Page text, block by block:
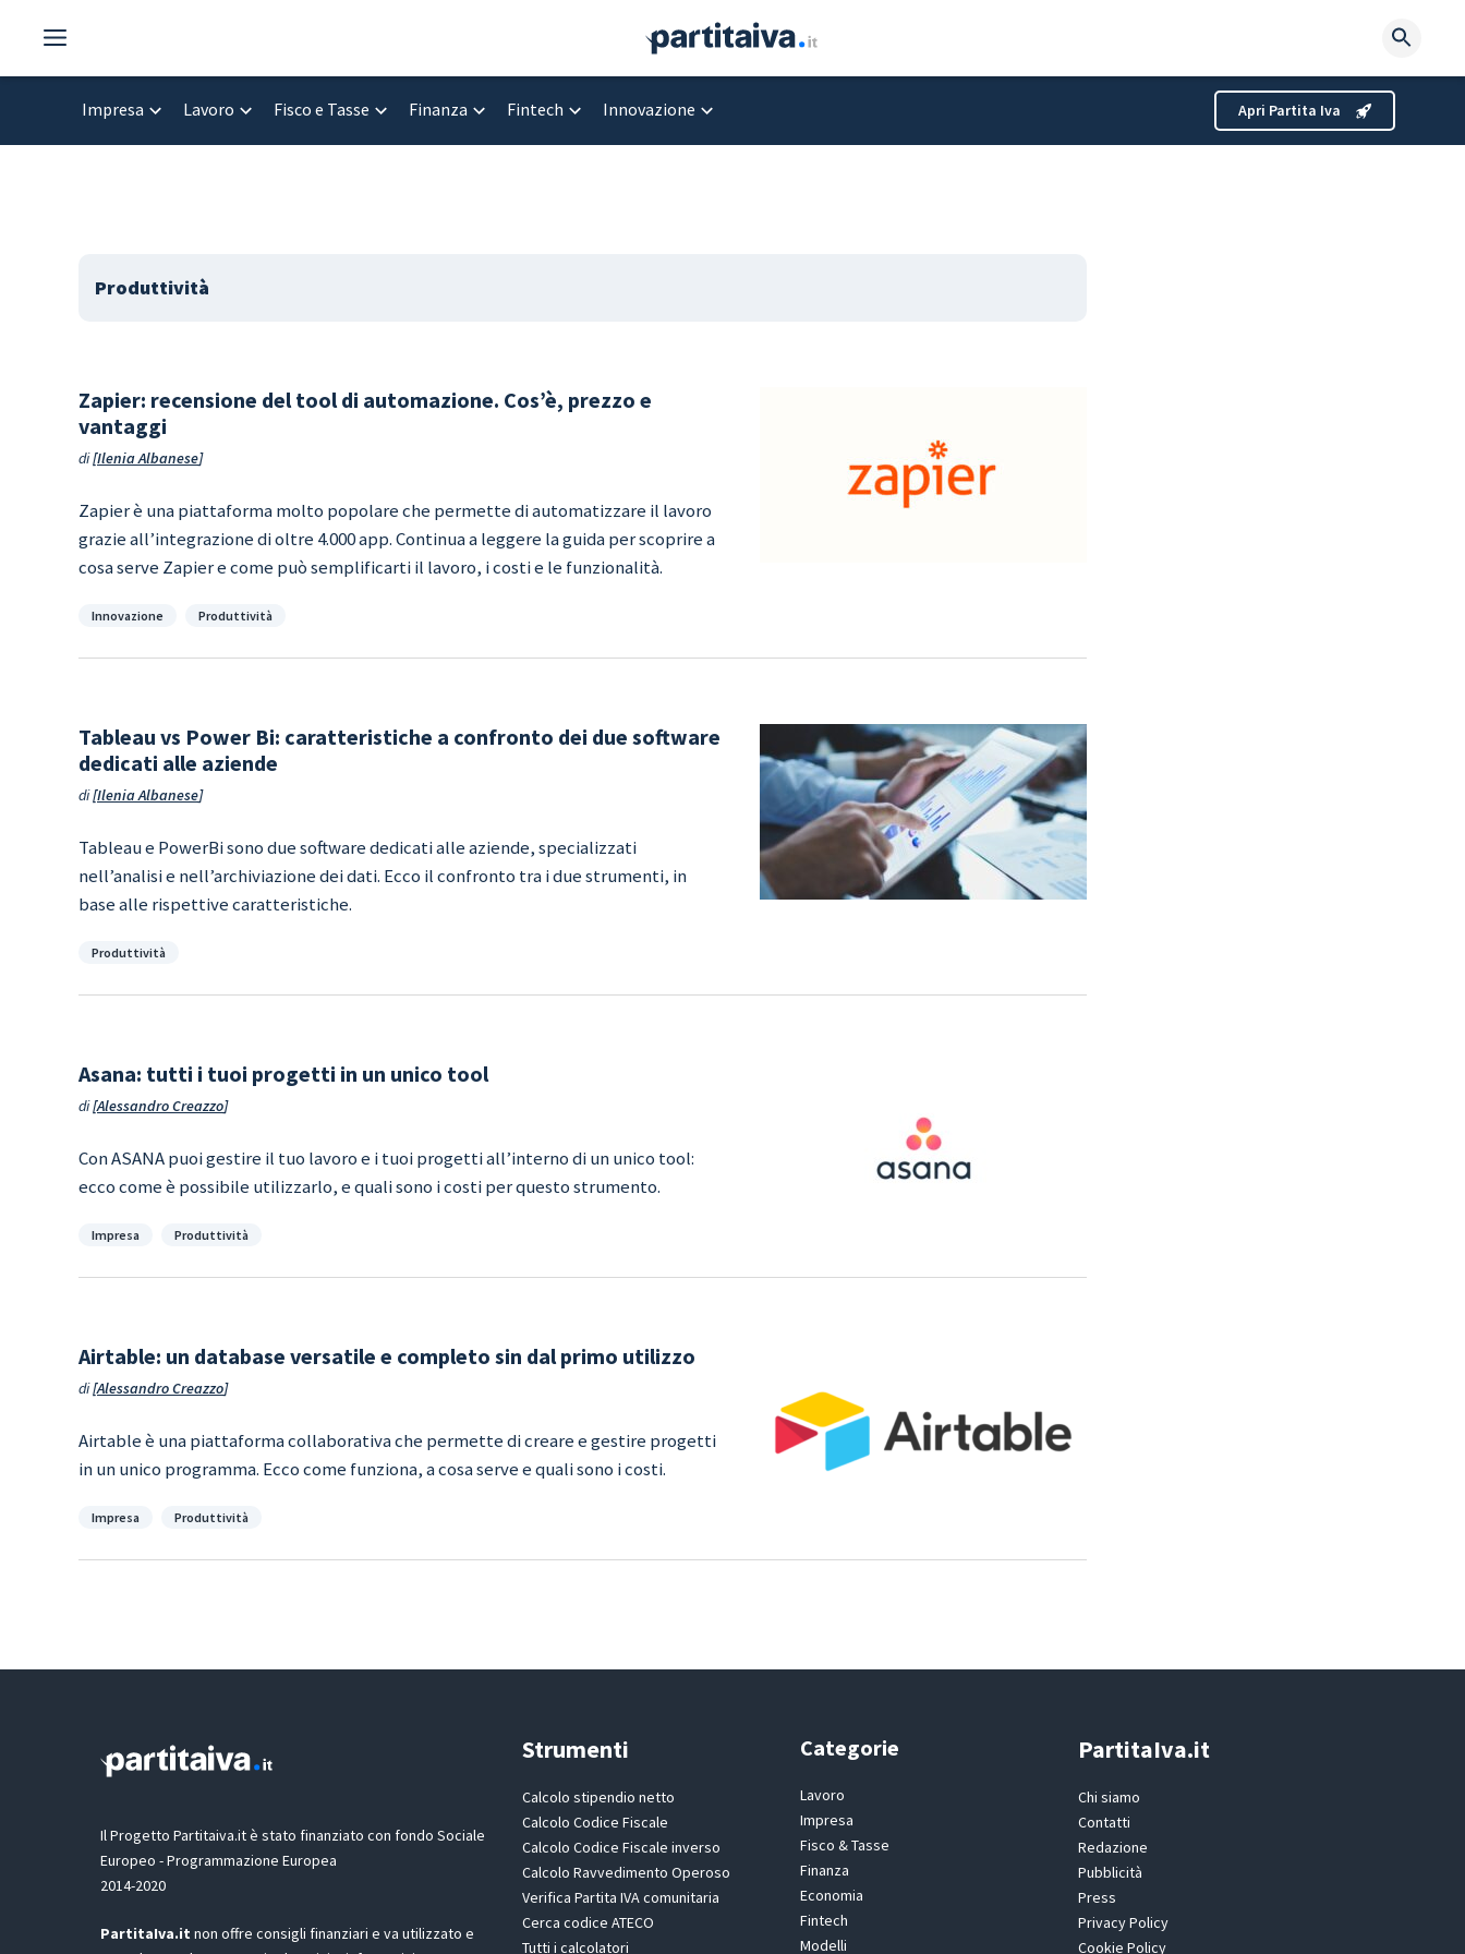
contenuto
Impresa Lavoro Fisco e Tasse Finanza Fintech Innovazione Apri Partita Iva
Produttività
Zapier: recensione del tool di automazione. Cos’è, prezzo e
vantaggi
di Ilenia Albanese
Zapier è una piattaforma molto popolare che permette di automatizzare il lavoro
grazie all’integrazione di oltre 4.000 app. Continua a leggere la guida per scoprire a
cosa serve Zapier e come può semplificarti il lavoro, i costi e le funzionalità.
Categorie
Innovazione Produttività
Tableau vs Power Bi: caratteristiche a confronto dei due software
dedicati alle aziende
di Ilenia Albanese
Tableau e PowerBi sono due software dedicati alle aziende, specializzati
nell’analisi e nell’archiviazione dei dati. Ecco il confronto tra i due strumenti, in
base alle rispettive caratteristiche.
Categorie
Produttività
Asana: tutti i tuoi progetti in un unico tool
di Alessandro Creazzo
Con ASANA puoi gestire il tuo lavoro e i tuoi progetti all’interno di un unico tool:
ecco come è possibile utilizzarlo, e quali sono i costi per questo strumento.
Categorie
Impresa Produttività
Airtable: un database versatile e completo sin dal primo utilizzo
di Alessandro Creazzo
Airtable è una piattaforma collaborativa che permette di creare e gestire progetti
in un unico programma. Ecco come funziona, a cosa serve e quali sono i costi.
Categorie
Impresa Produttività
Il Progetto Partitaiva.it è stato finanziato con fondo Sociale
Europeo - Programmazione Europea
2014-2020
PartitaIva.it non offre consigli finanziari e va utilizzato e
Strumenti
Calcolo stipendio netto
Calcolo Codice Fiscale
Calcolo Codice Fiscale inverso
Calcolo Ravvedimento Operoso
Verifica Partita IVA comunitaria
Cerca codice ATECO
Tutti i calcolatori
Categorie
Lavoro
Impresa
Fisco & Tasse
Finanza
Economia
Fintech
Modelli
PartitaIva.it
Chi siamo
Contatti
Redazione
Pubblicità
Press
Privacy Policy
Cookie Policy